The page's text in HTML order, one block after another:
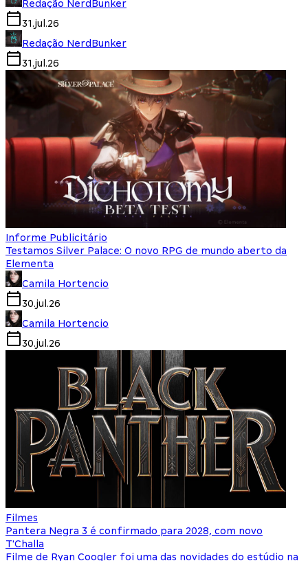
Redação NerdBunker
31.jul.26
Redação NerdBunker
31.jul.26
Informe Publicitário
Testamos Silver Palace: O novo RPG de mundo aberto da
Elementa
Camila Hortencio
30.jul.26
Camila Hortencio
30.jul.26
Filmes
Pantera Negra 3 é confirmado para 2028, com novo
T'Challa
Filme de Ryan Coogler foi uma das novidades do estúdio na